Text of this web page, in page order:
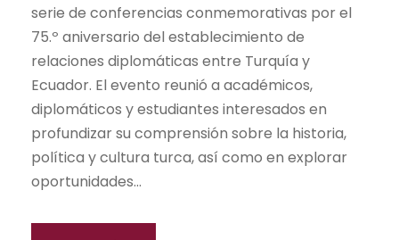
serie de conferencias conmemorativas por el
75.º aniversario del establecimiento de
relaciones diplomáticas entre Turquía y
Ecuador. El evento reunió a académicos,
diplomáticos y estudiantes interesados en
profundizar su comprensión sobre la historia,
política y cultura turca, así como en explorar
oportunidades...